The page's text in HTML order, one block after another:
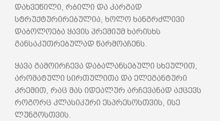
დახვეწილი, რბილი და კარგად
სტრუქტურირებულია, ხოლო ხანგრძლივი
დაბოლოება ყავის პრემიუმ ხარისხს
განსაკუთრებულად წარმოაჩენს.
ყავა გამოირჩევა დაბალანსებული სხეულით,
არომატული სირთულითა და ელეგანტური
კრემით, რაც მას იდეალურ არჩევანად აქცევს
როგორც კლასიკური ესპრესოსთვის, ისე
ლუნგოსთვის.